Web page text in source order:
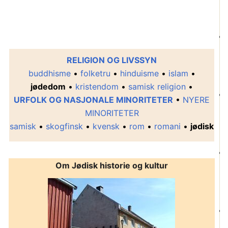
RELIGION OG LIVSSYN
buddhisme• folketru • hinduisme• islam •
jødedom • kristendom • samisk religion •
URFOLK OG NASJONALE MINORITETER • NYERE
MINORITETER
samisk • skogfinsk • kvensk • rom • romani • jødisk
Om Jødisk historie og kultur